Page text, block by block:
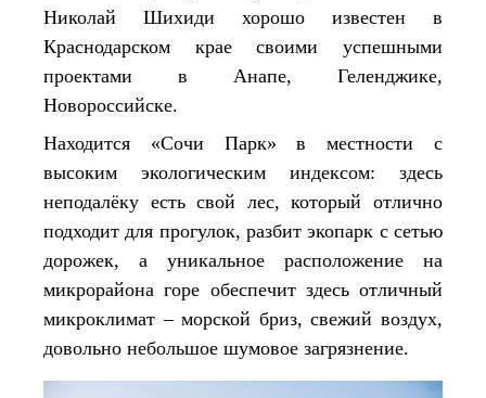
Николай Шихиди хорошо известен в
Краснодарском крае своими успешными
проектами в Анапе, Геленджике,
Новороссийске.
Находится «Сочи Парк» в местности с
высоким экологическим индексом: здесь
неподалёку есть свой лес, который отлично
подходит для прогулок, разбит экопарк с сетью
дорожек, а уникальное расположение на
микрорайона горе обеспечит здесь отличный
микроклимат – морской бриз, свежий воздух,
довольно небольшое шумовое загрязнение.